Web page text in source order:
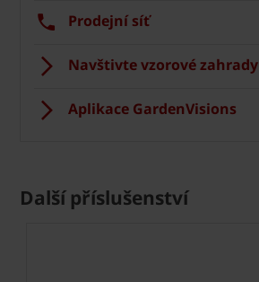
Prodejní síť
Navštivte vzorové zahrady
Aplikace GardenVisions
Další příslušenství